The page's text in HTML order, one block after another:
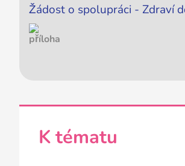
Žádost o spolupráci - Zdraví
K tématu